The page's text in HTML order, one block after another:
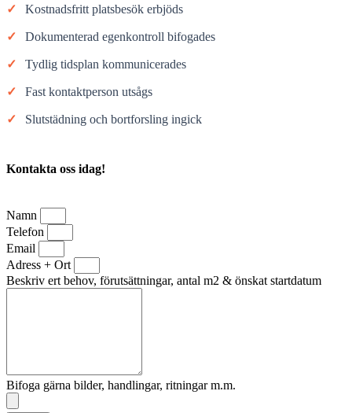
✓ Kostnadsfritt platsbesök erbjöds
✓ Dokumenterad egenkontroll bifogades
✓ Tydlig tidsplan kommunicerades
✓ Fast kontaktperson utsågs
✓ Slutstädning och bortforsling ingick
Kontakta oss idag!
Namn
Telefon
Email
Adress + Ort
Beskriv ert behov, förutsättningar, antal m2 & önskat startdatum
Bifoga gärna bilder, handlingar, ritningar m.m.